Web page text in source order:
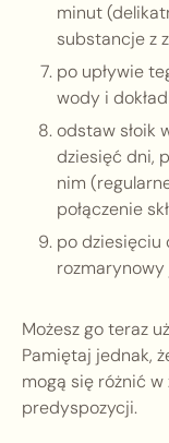
minut
substancje z
po upływie
wody i
odstaw słoik
dziesięć dni,
nim
połączenie
po dziesięciu
Możesz go teraz
Pamiętaj jednak,
mogą się różnić
predyspozycji.